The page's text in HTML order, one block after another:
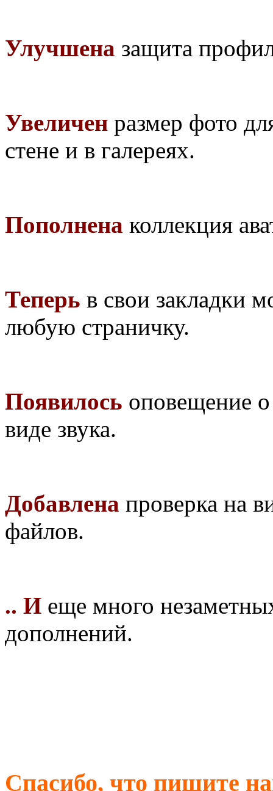
Улучшена защита
Увеличен размер фото
стене и в галереях.
Пополнена коллекция
Теперь в свои закладки
любую страничку.
Появилось оповещение
виде звука.
Добавлена проверка на
файлов.
.. И еще много
дополнений.
Спасибо, что пишите